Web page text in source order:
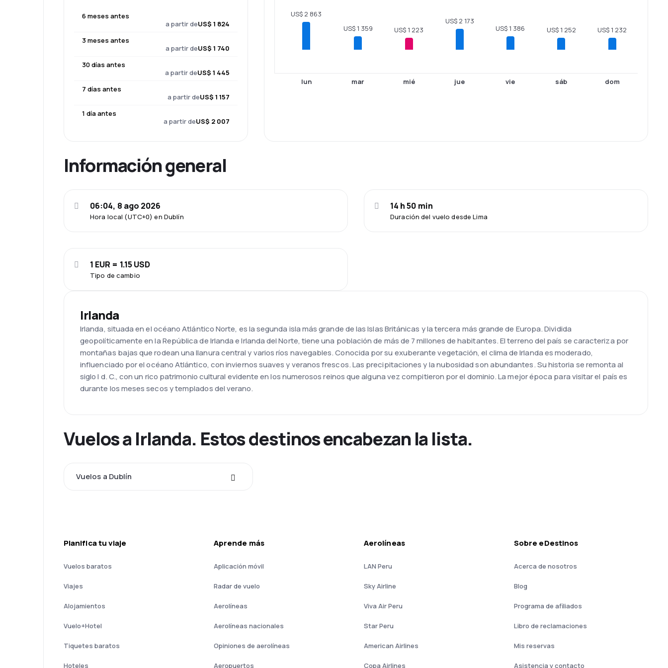
6 meses antes
a partir deUS$ 1 824
3 meses antes
a partir deUS$ 1 740
30 días antes
a partir deUS$ 1 445
7 días antes
a partir deUS$ 1 157
1 día antes
a partir deUS$ 2 007
US$ 2 863
lun
US$ 1 359
mar
US$ 1 223
mié
US$ 2 173
jue
US$ 1 386
vie
US$ 1 252
sáb
US$ 1 232
dom
Información general
Hora local (UTC+0) en Dublín
06:04, 8 ago 2026
Duración del vuelo desde Lima
14 h 50 min
Tipo de cambio
1 EUR = 1.15 USD
Irlanda
Irlanda, situada en el océano Atlántico Norte, es la segunda isla más grande de las Islas Británicas y la tercera más grande de Europa. Dividida
geopolíticamente en la República de Irlanda e Irlanda del Norte, tiene una población de más de 7 millones de habitantes. El terreno del país se caracteriza por
montañas bajas que rodean una llanura central y varios ríos navegables. Conocida por su exuberante vegetación, el clima de Irlanda es moderado,
influenciado por el océano Atlántico, con inviernos suaves y veranos frescos. Las precipitaciones y la nubosidad son abundantes. Su historia se remonta al
siglo I d. C., con un rico patrimonio cultural evidente en los numerosos reinos que alguna vez compitieron por el dominio. La mejor época para visitar el país es
durante los meses secos y templados del verano.
Vuelos a Irlanda. Estos destinos encabezan la lista.
Vuelos a Dublín
Planifica tu viaje
Vuelos baratos
Viajes
Alojamientos
Vuelo+Hotel
Tiquetes baratos
Hoteles
Aprende más
Aplicación móvil
Radar de vuelo
Aerolíneas
Aerolíneas nacionales
Opiniones de aerolíneas
Aeropuertos
Aerolíneas
LAN Peru
Sky Airline
Viva Air Peru
Star Peru
American Airlines
Copa Airlines
Sobre eDestinos
Acerca de nosotros
Blog
Programa de afiliados
Libro de reclamaciones
Mis reservas
Asistencia y contacto